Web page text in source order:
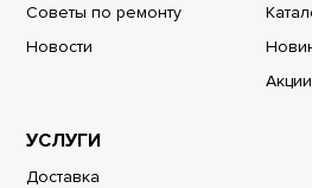
Советы по ремонту
Новости
Акции
УСЛУГИ
Доставка